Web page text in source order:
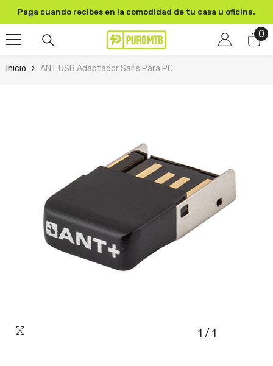
SKIP TO CONTENT
Paga cuando recibes en la comodidad de tu casa u oficina.
00
Inicio ANT USB Adaptador Saris Para PC
1 / 1